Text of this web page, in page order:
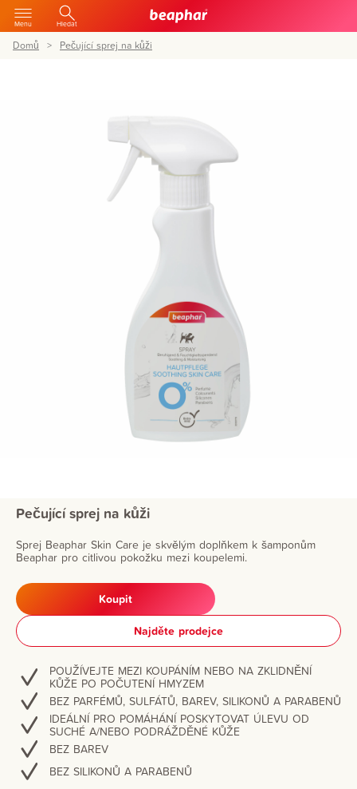
Menu Hledat
Domů Pečující sprej na kůži
Pečující sprej na kůži
Sprej Beaphar Skin Care je skvělým doplňkem k šamponům
Beaphar pro citlivou pokožku mezi koupelemi.
Koupit
Najděte prodejce
POUŽÍVEJTE MEZI KOUPÁNÍM NEBO NA ZKLIDNĚNÍ
KŮŽE PO POČUTENÍ HMYZEM
BEZ PARFÉMŮ, SULFÁTŮ, BAREV, SILIKONŮ A PARABENŮ
IDEÁLNÍ PRO POMÁHÁNÍ POSKYTOVAT ÚLEVU OD
SUCHÉ A/NEBO PODRÁŽDĚNÉ KŮŽE
BEZ BAREV
BEZ SILIKONŮ A PARABENŮ